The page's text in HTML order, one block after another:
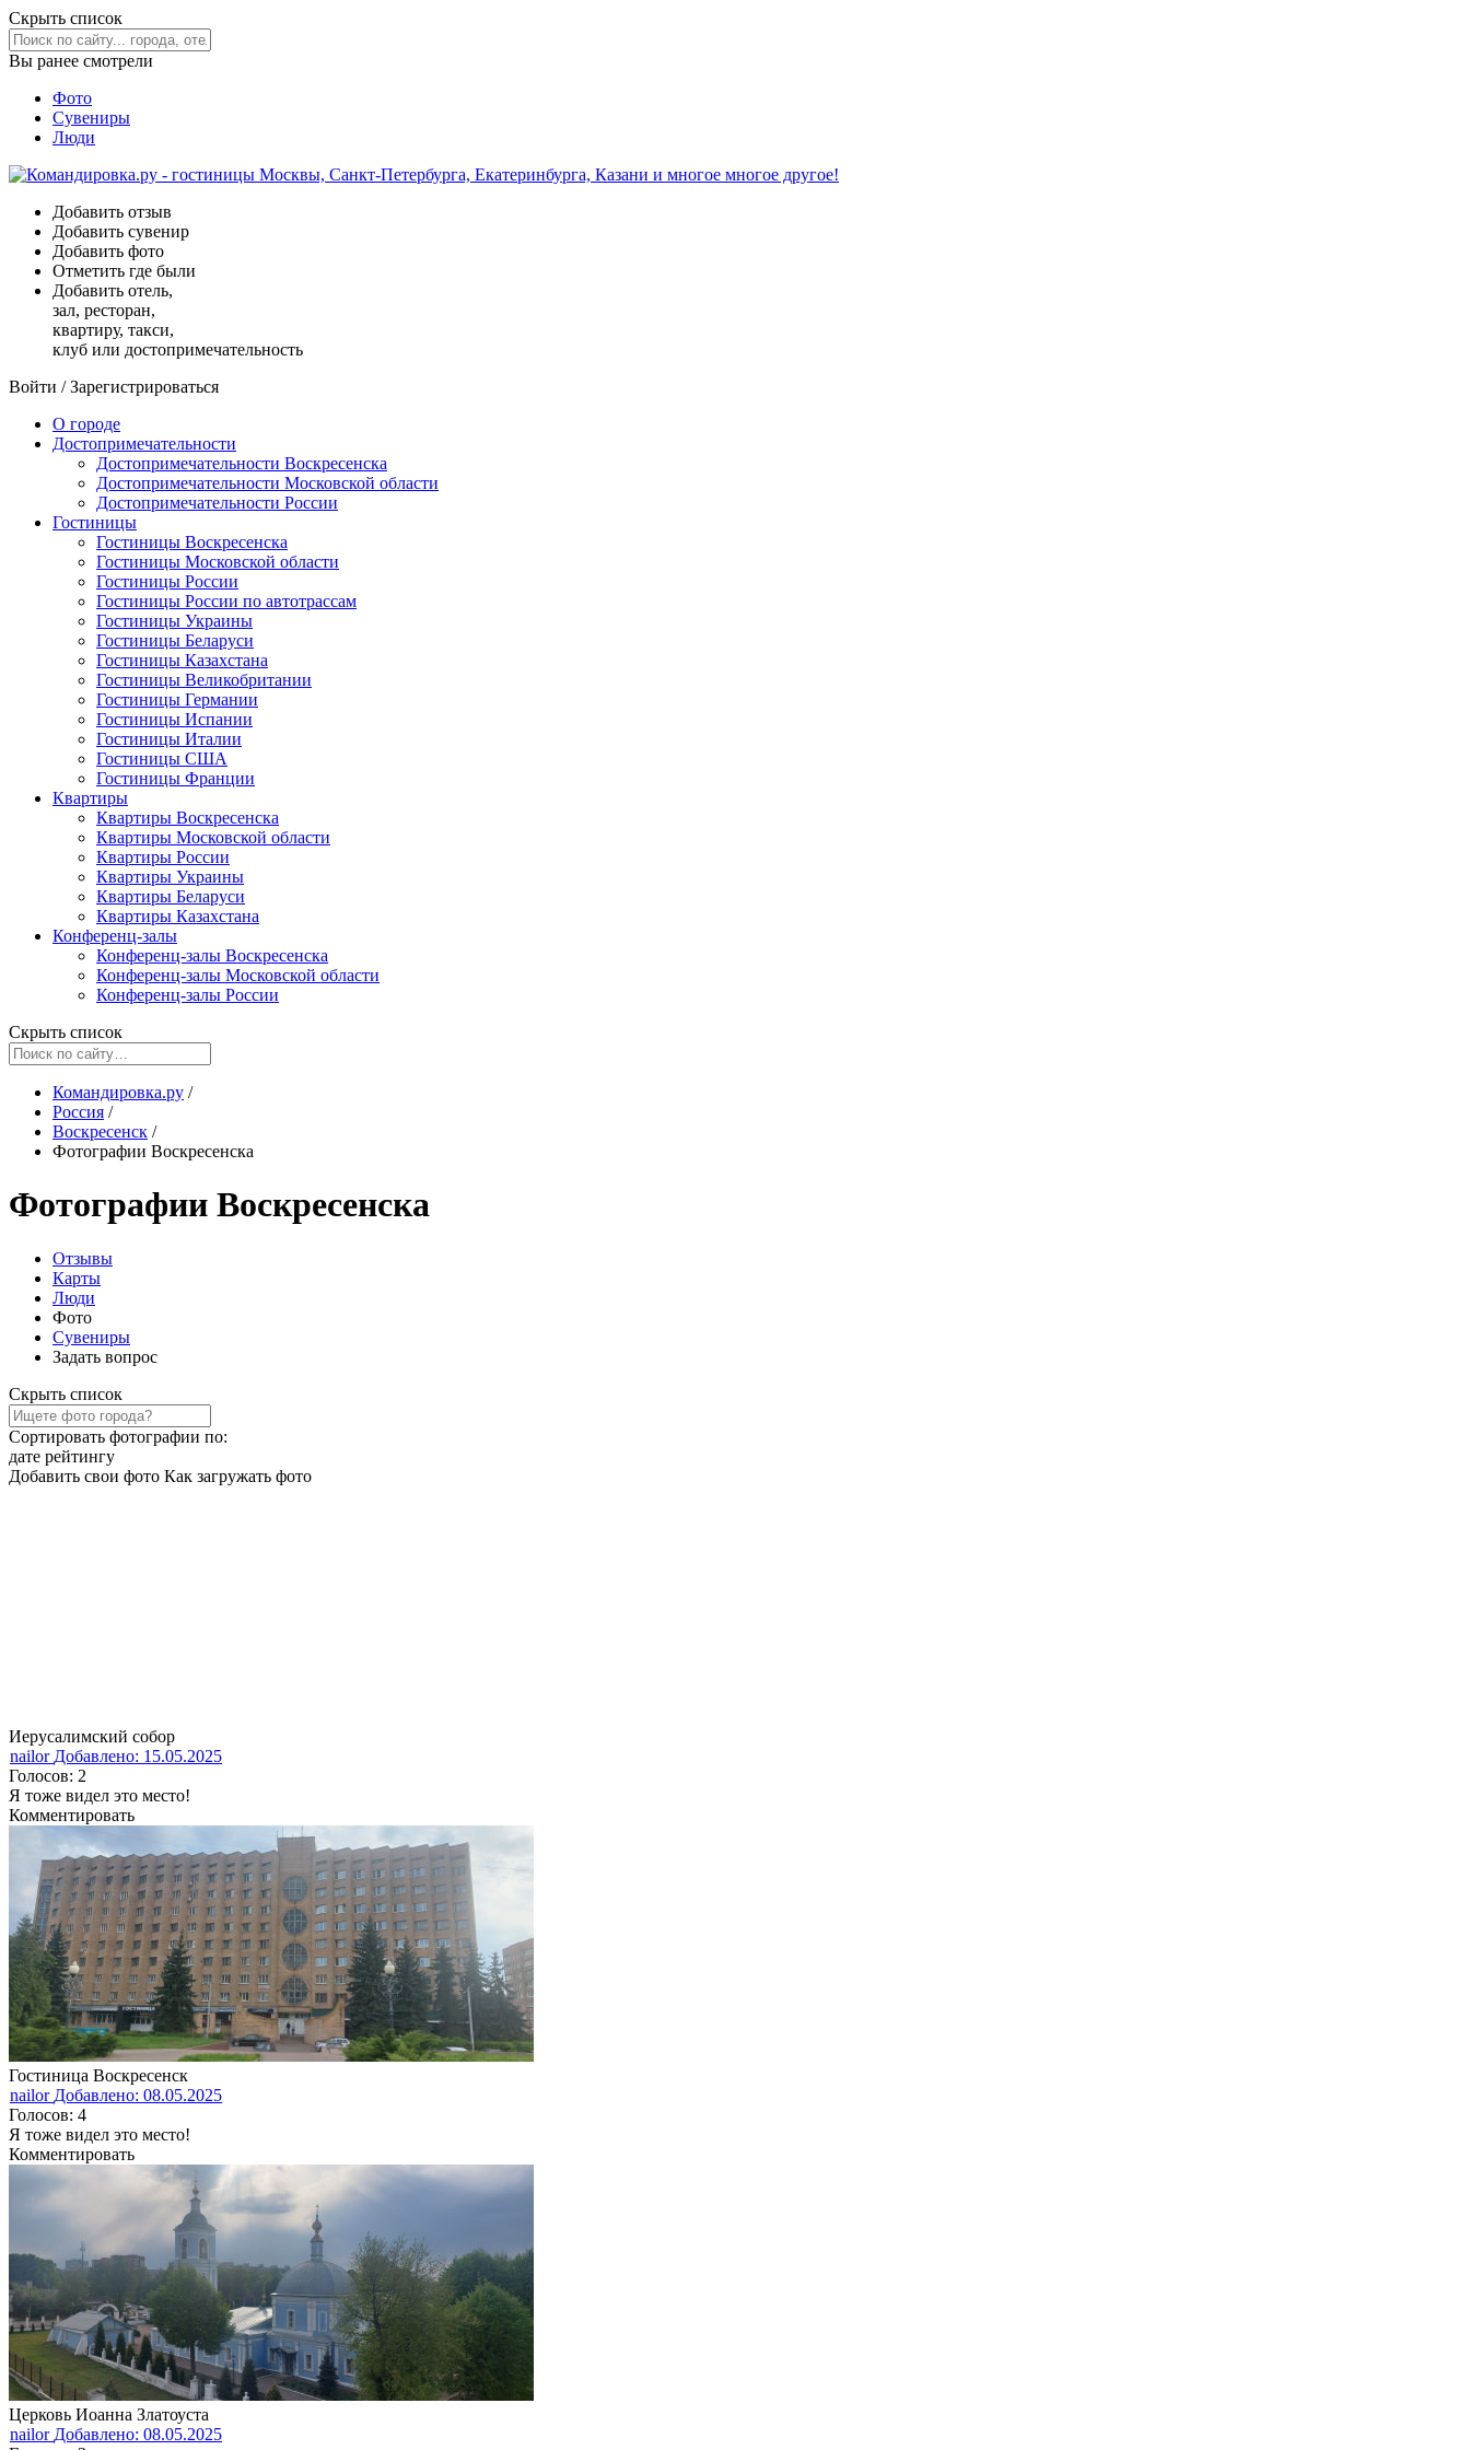
Скрыть список
Вы ранее смотрели
Фото
Сувениры
Люди
Добавить отзыв
Добавить сувенир
Добавить фото
Отметить где были
Добавить отель,
зал, ресторан,
квартиру, такси,
клуб или достопримечательность
Войти /Зарегистрироваться
О городе
Достопримечательности
Достопримечательности Воскресенска
Достопримечательности Московской области
Достопримечательности России
Гостиницы
Гостиницы Воскресенска
Гостиницы Московской области
Гостиницы России
Гостиницы России по автотрассам
Гостиницы Украины
Гостиницы Беларуси
Гостиницы Казахстана
Гостиницы Великобритании
Гостиницы Германии
Гостиницы Испании
Гостиницы Италии
Гостиницы США
Гостиницы Франции
Квартиры
Квартиры Воскресенска
Квартиры Московской области
Квартиры России
Квартиры Украины
Квартиры Беларуси
Квартиры Казахстана
Конференц-залы
Конференц-залы Воскресенска
Конференц-залы Московской области
Конференц-залы России
Скрыть список
Командировка.ру /
Россия /
Воскресенск /
Фотографии Воскресенска
Фотографии Воскресенска
Отзывы
Карты
Люди
Фото
Сувениры
Задать вопрос
Скрыть список
Сортировать фотографии по:
дате рейтингу
Добавить свои фото Как загружать фото
Иерусалимский собор
nailor Добавлено: 15.05.2025
Голосов: 2
Я тоже видел это место!
Комментировать
Гостиница Воскресенск
nailor Добавлено: 08.05.2025
Голосов: 4
Я тоже видел это место!
Комментировать
Церковь Иоанна Златоуста
nailor Добавлено: 08.05.2025